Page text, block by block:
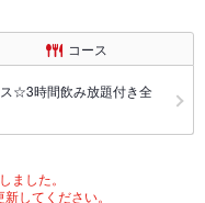
コース
☆3時間飲み放題付き全
ました。
してください。